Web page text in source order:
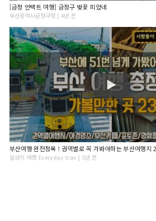
[금정 언택트 여행] 금정구 벚꽃 피었네
부산광역시금정구청 | 4년 전
일상이 여행 Everyday trav | 5년 전